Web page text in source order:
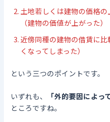
土地若しくは建物の価格
（建物の価値が上がった）
近傍同種の建物の借賃に
くなってしまった）
という三つのポイントです。
いずれも、 「外的要因によっ
ところですね。